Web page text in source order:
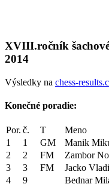
XVIII.ročník
2014
Výsledky na chess-
Konečné poradie:
Por. č. T Meno
1
1 GM Manik
2
2 FM Zambor
3
3 FM Jacko
4
9 Bednar